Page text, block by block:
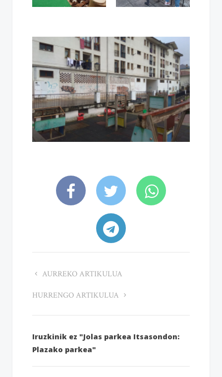
AURREKO ARTIKULUA
HURRENGO ARTIKULUA
Iruzkinik ez "Jolas parkea Itsasondon:
Plazako parkea"